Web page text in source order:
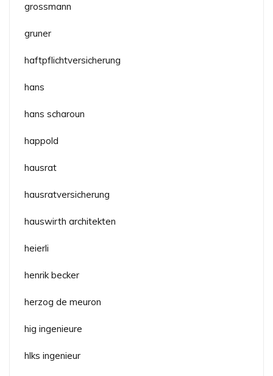
grossmann
gruner
haftpflichtversicherung
hans
hans scharoun
happold
hausrat
hausratversicherung
hauswirth architekten
heierli
henrik becker
herzog de meuron
hig ingenieure
hlks ingenieur